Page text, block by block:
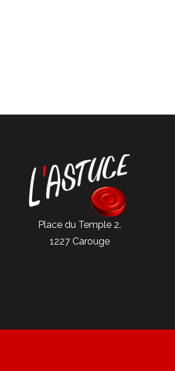
Place du Temple 2.
1227 Carouge